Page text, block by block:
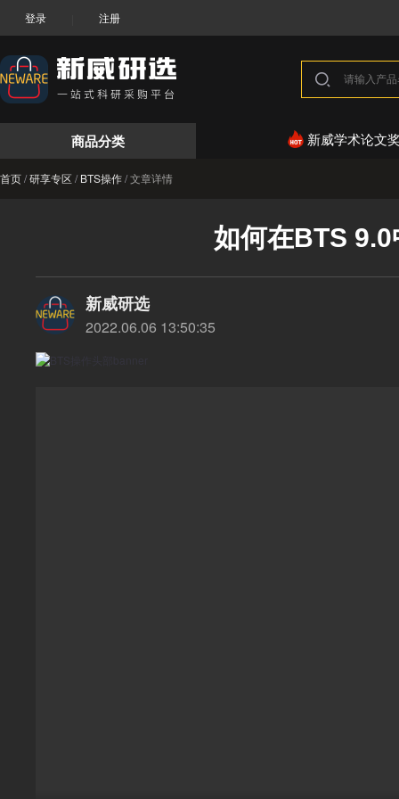
登录 注册
商品分类 新威学术论文
首页/研享专区/BTS操作/文章详情
如何在BTS
新威研选
2022.06.06 13:50:35